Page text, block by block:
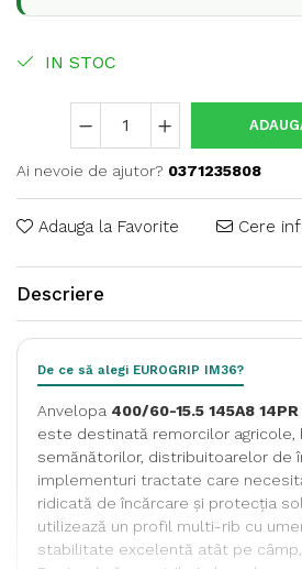
IN STOC
Ai nevoie de ajutor? 0371235808
Adauga la Favorite Cere
Descriere
De ce să alegi EUROGRIP IM36?
Anvelopa 400/60-15.5 145A8 14PR
este destinată remorcilor agricole,
semănătorilor, distribuitoarelor de
implementuri tractate care
ridicată de încărcare și protecția
utilizează un profil multi-rib cu
stabilitate excelentă atât pe câmp,